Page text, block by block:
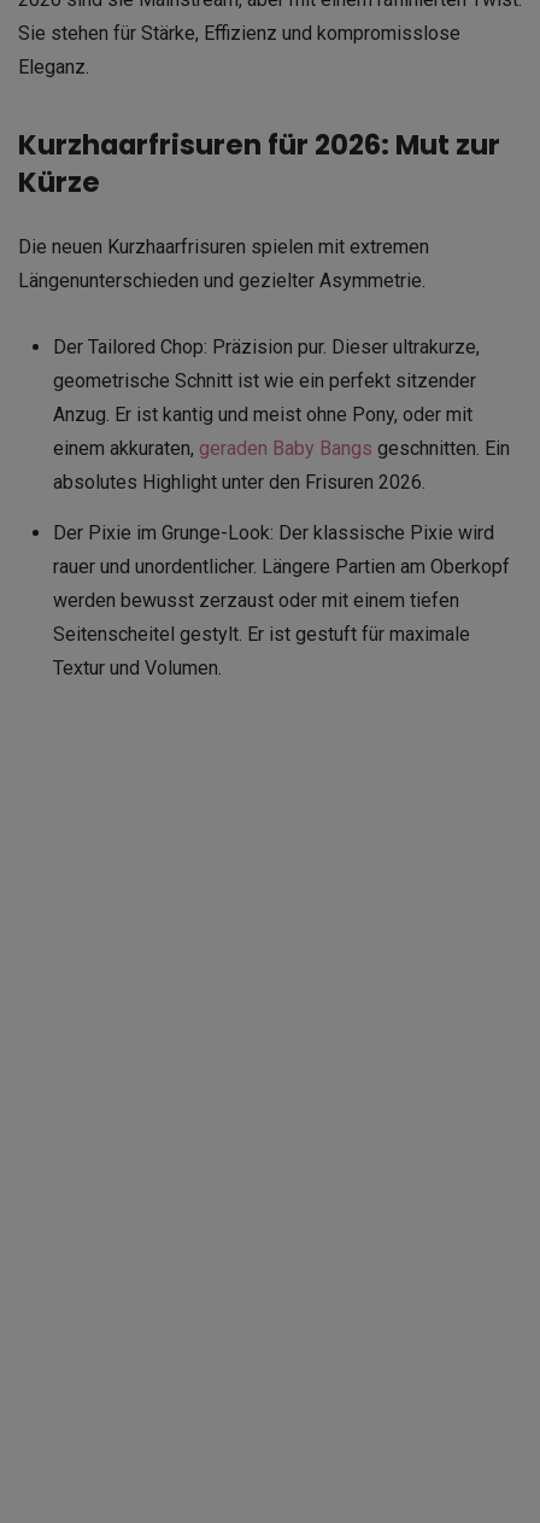
Sie stehen für Stärke, Effizienz und kompromisslose
Eleganz.
Kurzhaarfrisuren für 2026: Mut zur
Kürze
Die neuen Kurzhaarfrisuren spielen mit extremen
Längenunterschieden und gezielter Asymmetrie.
Der Tailored Chop: Präzision pur. Dieser ultrakurze,
geometrische Schnitt ist wie ein perfekt sitzender
Anzug. Er ist kantig und meist ohne Pony, oder mit
einem akkuraten, geraden Baby Bangs geschnitten. Ein
absolutes Highlight unter den Frisuren 2026.
Der Pixie im Grunge-Look: Der klassische Pixie wird
rauer und unordentlicher. Längere Partien am Oberkopf
werden bewusst zerzaust oder mit einem tiefen
Seitenscheitel gestylt. Er ist gestuft für maximale
Textur und Volumen.